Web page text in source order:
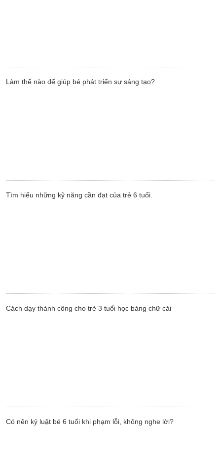
Làm thế nào để giúp bé phát triển sự sáng tạo?
Tìm hiểu những kỹ năng cần đạt của trẻ 6 tuổi.
Cách dạy thành công cho trẻ 3 tuổi học bảng chữ cái
Có nên kỷ luật bé 6 tuổi khi phạm lỗi, không nghe lời?